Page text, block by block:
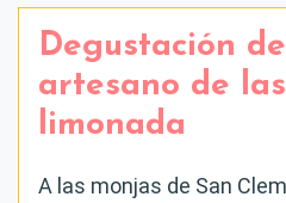
Degustación
artesano de
limonada
A las monjas de San